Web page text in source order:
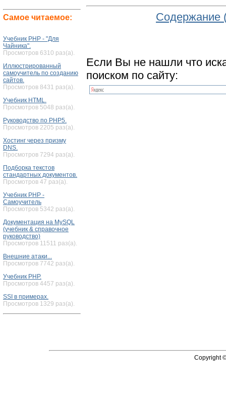
Самое читаемое:
Учебник PHP - "Для
Чайника".
Просмотров 6310 раз(а).
Иллюстрированный
самоучитель по созданию
сайтов.
Просмотров 8431 раз(а).
Учебник HTML.
Просмотров 5048 раз(а).
Руководство по PHP5.
Просмотров 2205 раз(а).
Хостинг через призму
DNS.
Просмотров 7294 раз(а).
Подборка текстов
стандартных документов.
Просмотров 47 раз(а).
Учебник PHP -
Самоучитель
Просмотров 5342 раз(а).
Документация на MySQL
(учебник & справочное
руководство)
Просмотров 11511 раз(а).
Внешние атаки...
Просмотров 7742 раз(а).
Учебник PHP.
Просмотров 4457 раз(а).
SSI в примерах.
Просмотров 1329 раз(а).
Содержание
Если Вы не нашли что
поиском по сайту:
Copyright